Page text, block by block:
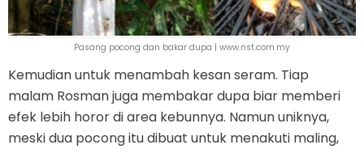
Pasang pocong dan bakar dupa | www.nst.com.my
Kemudian untuk menambah kesan seram. Tiap
malam Rosman juga membakar dupa biar memberi
efek lebih horor di area kebunnya. Namun uniknya,
meski dua pocong itu dibuat untuk menakuti maling,